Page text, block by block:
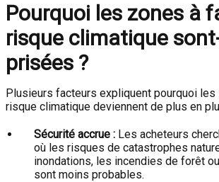
Pourquoi les zones à
risque climatique
prisées ?
Plusieurs facteurs expliquent pourquoi
risque climatique deviennent de plus en
Sécurité accrue : Les acheteurs
où les risques de catastrophes
inondations, les incendies de forêt
sont moins probables.